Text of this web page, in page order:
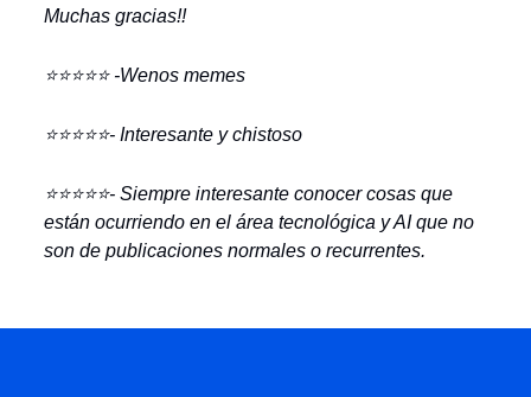
Muchas gracias!!
⭐️⭐️⭐️⭐️⭐️ -Wenos memes
⭐️⭐️⭐️⭐️⭐️- Interesante y chistoso
⭐️⭐️⭐️⭐️⭐️- Siempre interesante conocer cosas que
están ocurriendo en el área tecnológica y AI que no
son de publicaciones normales o recurrentes.